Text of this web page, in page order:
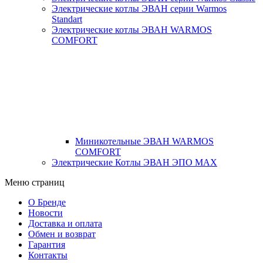
Электрические котлы ЭВАН серии Warmos
Standart
Электрические котлы ЭВАН WARMOS
COMFORT
Миникотельные ЭВАН WARMOS
COMFORT
Электрические Котлы ЭВАН ЭПО MAX
Меню страниц
О Бренде
Новости
Доставка и оплата
Обмен и возврат
Гарантия
Контакты